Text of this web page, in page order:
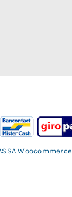
Woocommerce